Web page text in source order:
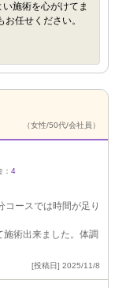
施術を心がけてま
任せください。
（女性/50代/会社員）
4
コースでは時間が足り
術出来ました。体調
[投稿日] 2025/11/8